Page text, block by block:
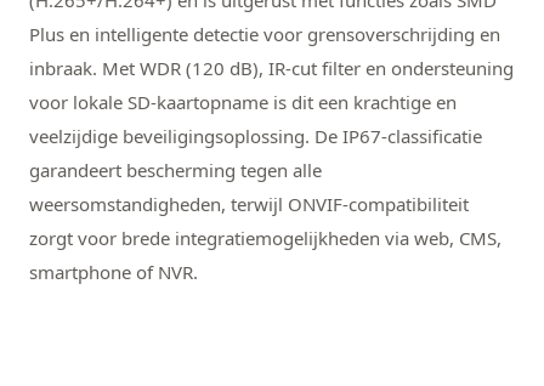
Plus en intelligente detectie voor grensoverschrijding en
inbraak. Met WDR (120 dB), IR-cut filter en ondersteuning
voor lokale SD-kaartopname is dit een krachtige en
veelzijdige beveiligingsoplossing. De IP67-classificatie
garandeert bescherming tegen alle
weersomstandigheden, terwijl ONVIF-compatibiliteit
zorgt voor brede integratiemogelijkheden via web, CMS,
smartphone of NVR.